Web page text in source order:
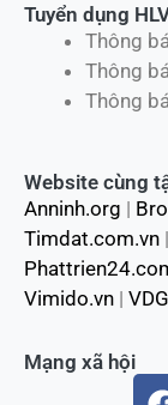
Tuyển dụng
Thông
Thông
Thông
Website cùng
Anninh.org |
Timdat.com.vn |
Vimido.vn |
Mạng xã hội